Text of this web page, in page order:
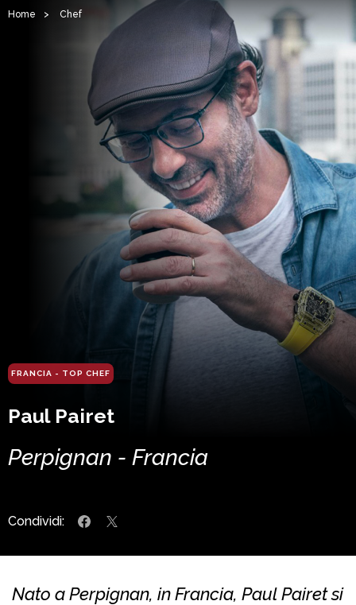
Home > Chef
FRANCIA - TOP CHEF
Paul Pairet
Perpignan - Francia
Condividi:
Nato a Perpignan, in Francia, Paul Pairet si